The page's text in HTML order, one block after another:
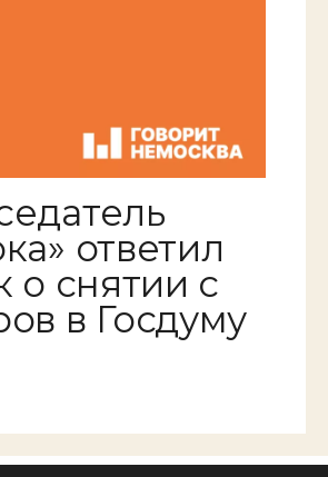
ответил
о снятии с
в Госдуму